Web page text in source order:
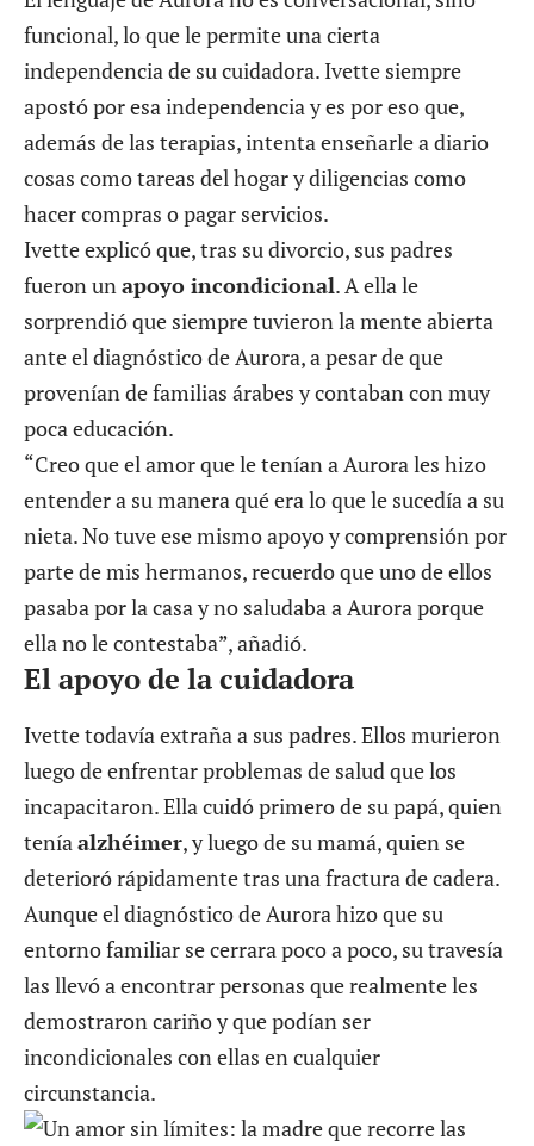
funcional, lo que le permite una cierta
independencia de su cuidadora. Ivette siempre
apostó por esa independencia y es por eso que,
además de las terapias, intenta enseñarle a diario
cosas como tareas del hogar y diligencias como
hacer compras o pagar servicios.
Ivette explicó que, tras su divorcio, sus padres
fueron un apoyo incondicional. A ella le
sorprendió que siempre tuvieron la mente abierta
ante el diagnóstico de Aurora, a pesar de que
provenían de familias árabes y contaban con muy
poca educación.
“Creo que el amor que le tenían a Aurora les hizo
entender a su manera qué era lo que le sucedía a su
nieta. No tuve ese mismo apoyo y comprensión por
parte de mis hermanos, recuerdo que uno de ellos
pasaba por la casa y no saludaba a Aurora porque
ella no le contestaba”, añadió.
El apoyo de la cuidadora
Ivette todavía extraña a sus padres. Ellos murieron
luego de enfrentar problemas de salud que los
incapacitaron. Ella cuidó primero de su papá, quien
teníaalzhéimer, y luego de su mamá, quien se
deterioró rápidamente tras una fractura de cadera.
Aunque el diagnóstico de Aurora hizo que su
entorno familiar se cerrara poco a poco, su travesía
las llevó a encontrar personas que realmente les
demostraron cariño y que podían ser
incondicionales con ellas en cualquier
circunstancia.